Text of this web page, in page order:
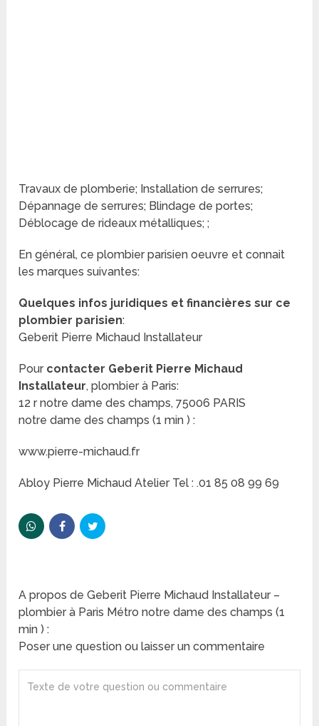
Travaux de plomberie; Installation de serrures;
Dépannage de serrures; Blindage de portes;
Déblocage de rideaux métalliques; ;
En général, ce plombier parisien oeuvre et connait
les marques suivantes:
Quelques infos juridiques et financières sur ce
plombier parisien:
Geberit Pierre Michaud Installateur
Pour contacter Geberit Pierre Michaud
Installateur, plombier à Paris:
12 r notre dame des champs, 75006 PARIS
notre dame des champs (1 min ) :
www.pierre-michaud.fr
Abloy Pierre Michaud Atelier Tel : .01 85 08 99 69
A propos de Geberit Pierre Michaud Installateur –
plombier à Paris Métro notre dame des champs (1
min ) :
Poser une question ou laisser un commentaire